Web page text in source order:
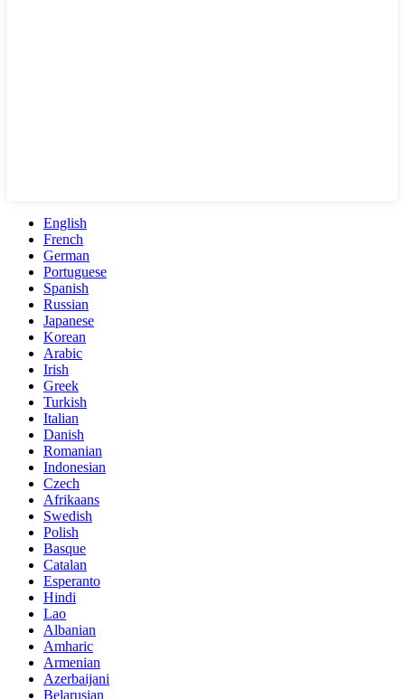
English
French
German
Portuguese
Spanish
Russian
Japanese
Korean
Arabic
Irish
Greek
Turkish
Italian
Danish
Romanian
Indonesian
Czech
Afrikaans
Swedish
Polish
Basque
Catalan
Esperanto
Hindi
Lao
Albanian
Amharic
Armenian
Azerbaijani
Belarusian